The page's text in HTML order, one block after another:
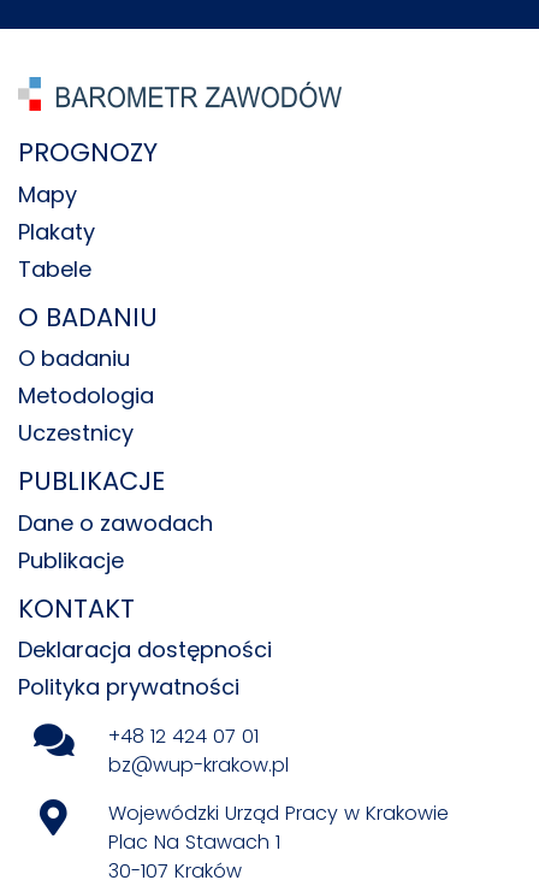
PROGNOZY
Mapy
Plakaty
Tabele
O BADANIU
O badaniu
Metodologia
Uczestnicy
PUBLIKACJE
Dane o zawodach
Publikacje
KONTAKT
Deklaracja dostępności
Polityka prywatności
+48 12 424 07 01
bz@wup-krakow.pl
Wojewódzki Urząd Pracy w Krakowie
Plac Na Stawach 1
30-107 Kraków